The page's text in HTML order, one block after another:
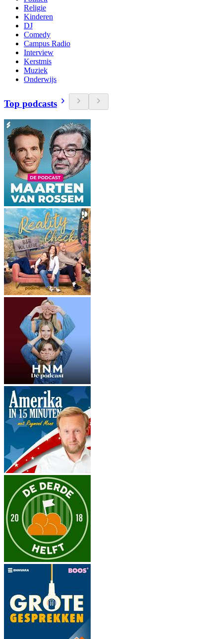
Religie
Kinderen
DJ
Comedy
Campus Radio
Interview
Kerstmis
Muziek
Onderwijs
Top podcasts